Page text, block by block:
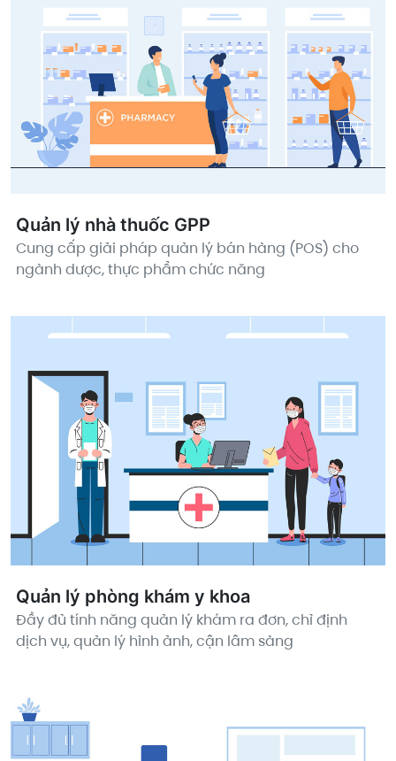
Quản lý nhà thuốc GPP
Cung cấp giải pháp quản lý bán hàng (POS) cho
ngành dược, thực phẩm chức năng
Quản lý phòng khám y khoa
Đầy đủ tính năng quản lý khám ra đơn, chỉ định
dịch vụ, quản lý hình ảnh, cận lâm sàng